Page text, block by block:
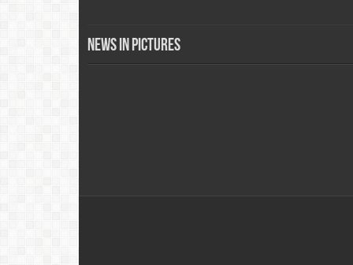
News in Pictures